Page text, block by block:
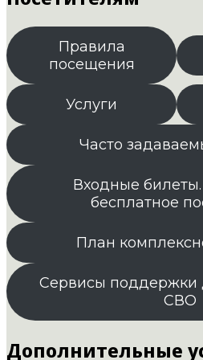
Правила
посещения
Услуги
Часто
Входные билеты.
бесплатное
План
Сервисы поддержки
СВО
Дополнительные